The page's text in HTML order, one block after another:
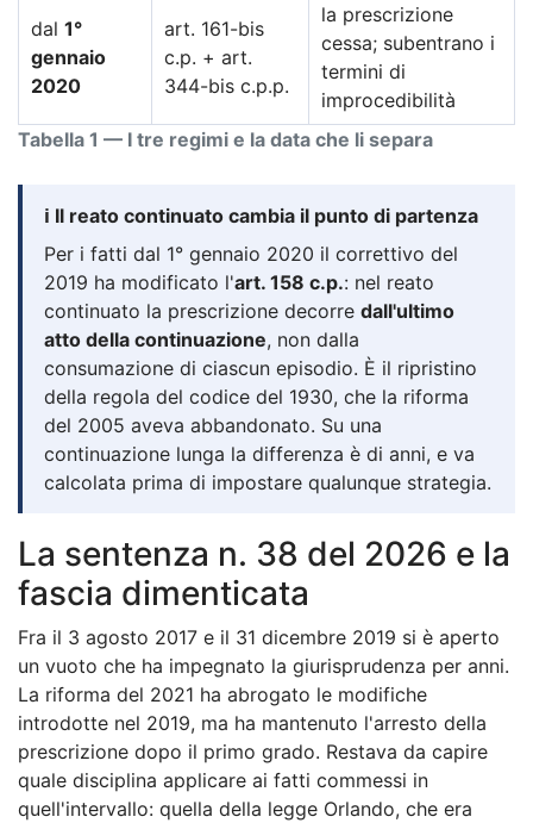
Tabella 1 — I tre regimi e la data che li separa
dal 1°
gennaio
2020
art. 161-bis
c.p. + art.
344-bis c.p.p.
la prescrizione
cessa; subentrano i
termini di
improcedibilità
ℹ️ Il reato continuato cambia il punto di partenza
Per i fatti dal 1° gennaio 2020 il correttivo del
2019 ha modificato l'art. 158 c.p.: nel reato
continuato la prescrizione decorre dall'ultimo
atto della continuazione, non dalla
consumazione di ciascun episodio. È il ripristino
della regola del codice del 1930, che la riforma
del 2005 aveva abbandonato. Su una
continuazione lunga la differenza è di anni, e va
calcolata prima di impostare qualunque strategia.
La sentenza n. 38 del 2026 e la
fascia dimenticata
Fra il 3 agosto 2017 e il 31 dicembre 2019 si è aperto
un vuoto che ha impegnato la giurisprudenza per anni.
La riforma del 2021 ha abrogato le modifiche
introdotte nel 2019, ma ha mantenuto l'arresto della
prescrizione dopo il primo grado. Restava da capire
quale disciplina applicare ai fatti commessi in
quell'intervallo: quella della legge Orlando, che era